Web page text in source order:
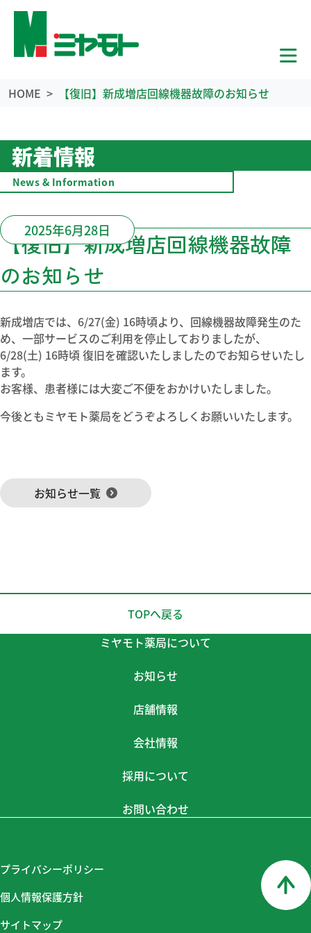
HOME 【復旧】新成増店回線機器故障のお知らせ
新着情報
News & Information
【復旧】新成増店回線機器故障
のお知らせ
2025年6月28日
新成増店では、6/27(金) 16時頃より、回線機器故障発生のた
め、一部サービスのご利用を停止しておりましたが、
6/28(土) 16時頃 復旧を確認いたしましたのでお知らせいたし
ます。
お客様、患者様には大変ご不便をおかけいたしました。
今後ともミヤモト薬局をどうぞよろしくお願いいたします。
お知らせ一覧
TOPへ戻る
ミヤモト薬局について
お知らせ
店舗情報
会社情報
採用について
お問い合わせ
プライバシーポリシー
個人情報保護方針
サイトマップ